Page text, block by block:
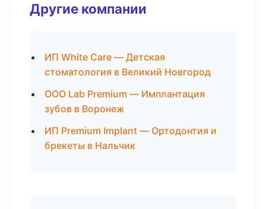
Другие компании
ИП White Care — Детская
стоматология в Великий Новгород
ООО Lab Premium — Имплантация
зубов в Воронеж
ИП Premium Implant — Ортодонтия и
брекеты в Нальчик